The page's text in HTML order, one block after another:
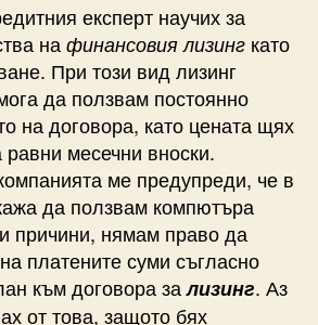
експерт научих за
на финансовия лизинг като
При този вид лизинг
да ползвам постоянно
на договора, като цената щях
месечни вноски.
ме предупреди, че в
да ползвам компютъра
причини, нямам право да
платените суми съгласно
към договора зализинг. Аз
от това, защото бях